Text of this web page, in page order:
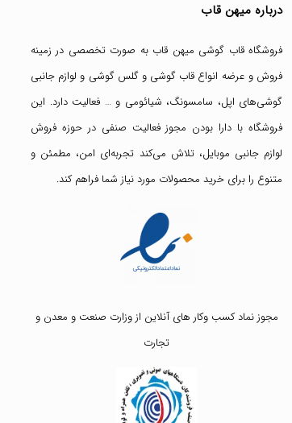
درباره میهن قاب
فروشگاه قاب گوشی میهن قاب به صورت تخصصی در زمینه
فروش و عرضه انواع قاب گوشی وگلس گوشی و لوازم جانبی
گوشی‌های اپل، سامسونگ، شیائومی و … فعالیت دارد. این
فروشگاه با دارا بودن مجوز فعالیت صنفی در حوزه فروش
لوازم جانبی موبایل، تلاش می‌کند تجربه‌ای امن، مطمئن و
متنوع را برای خرید محصولات مورد نیاز شما فراهم کند.
مجوز نماد کسب وکار های آنلاین از وزارت صنعت و معدن و
تجارت